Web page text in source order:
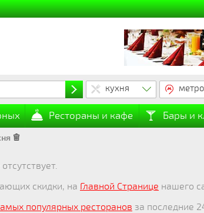
кухня метро
Рестораны и кафе Бары и
скидки, на Главной Странице нашего
популярных ресторанов за последние